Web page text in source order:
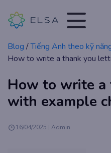
Blog /Tiếng Anh theo kỹ
How to write a thank you
How to write
with example
16/04/2025 | Admin